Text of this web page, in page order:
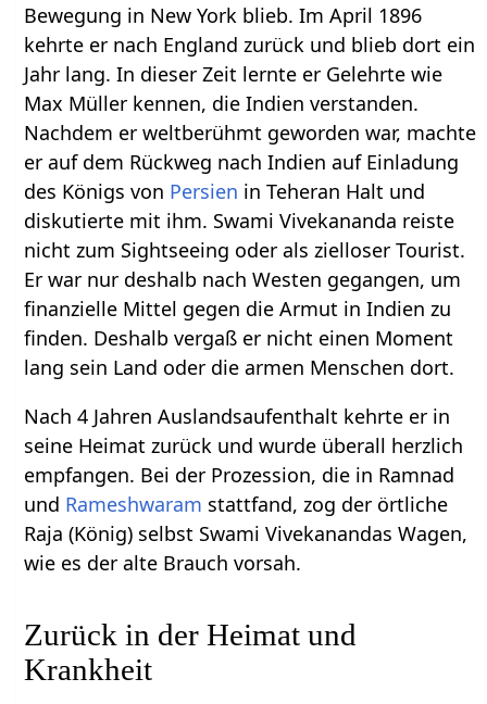
Bewegung in New York blieb. Im April 1896
kehrte er nach England zurück und blieb dort ein
Jahr lang. In dieser Zeit lernte er Gelehrte wie
Max Müller kennen, die Indien verstanden.
Nachdem er weltberühmt geworden war, machte
er auf dem Rückweg nach Indien auf Einladung
des Königs von Persien in Teheran Halt und
diskutierte mit ihm. Swami Vivekananda reiste
nicht zum Sightseeing oder als zielloser Tourist.
Er war nur deshalb nach Westen gegangen, um
finanzielle Mittel gegen die Armut in Indien zu
finden. Deshalb vergaß er nicht einen Moment
lang sein Land oder die armen Menschen dort.
Nach 4 Jahren Auslandsaufenthalt kehrte er in
seine Heimat zurück und wurde überall herzlich
empfangen. Bei der Prozession, die in Ramnad
und Rameshwaram stattfand, zog der örtliche
Raja (König) selbst Swami Vivekanandas Wagen,
wie es der alte Brauch vorsah.
Zurück in der Heimat und
Krankheit